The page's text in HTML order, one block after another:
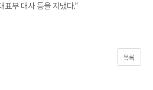
표부 대사 등을 지냈다."
목록